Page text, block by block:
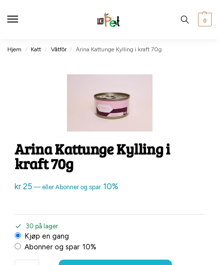
0
Hjem / Katt / Våtfôr / Arina Kattunge Kylling i kraft 70g
Arina Kattunge Kylling i
kraft 70g
kr25 — eller Abonner og spar 10%
30 på lager
Kjøp en gang
Abonner og spar 10%